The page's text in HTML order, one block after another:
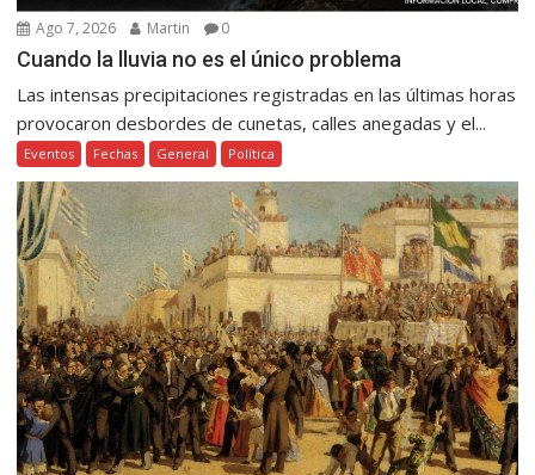
Ago 7, 2026 Martin 0
Cuando la lluvia no es el único problema
Las intensas precipitaciones registradas en las últimas horas
provocaron desbordes de cunetas, calles anegadas y el...
Eventos Fechas General Política